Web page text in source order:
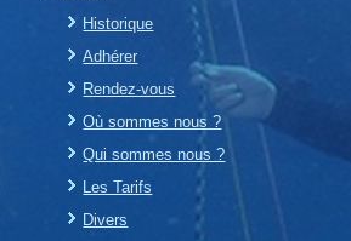
Historique
Adhérer
Rendez-vous
Où sommes nous ?
Qui sommes nous ?
Les Tarifs
Divers